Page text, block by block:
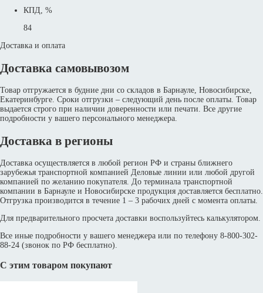
КПД, %
84
Доставка и оплата
Доставка самовывозом
Товар отгружается в будние дни со складов в Барнауле, Новосибирске,
Екатеринбурге. Сроки отгрузки – следующий день после оплаты. Товар
выдается строго при наличии доверенности или печати. Все другие
подробности у вашего персонального менеджера.
Доставка в регионы
Доставка осуществляется в любой регион РФ и страны ближнего
зарубежья транспортной компанией Деловые линии или любой другой
компанией по желанию покупателя. До терминала транспортной
компании в Барнауле и Новосибирске продукция доставляется бесплатно.
Отгрузка производится в течение 1 – 3 рабочих дней с момента оплаты.
Для предварительного просчета доставки воспользуйтесь калькулятором.
Все иные подробности у вашего менеджера или по телефону 8-800-302-
88-24 (звонок по РФ бесплатно).
С этим товаром покупают